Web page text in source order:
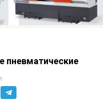
пневматические